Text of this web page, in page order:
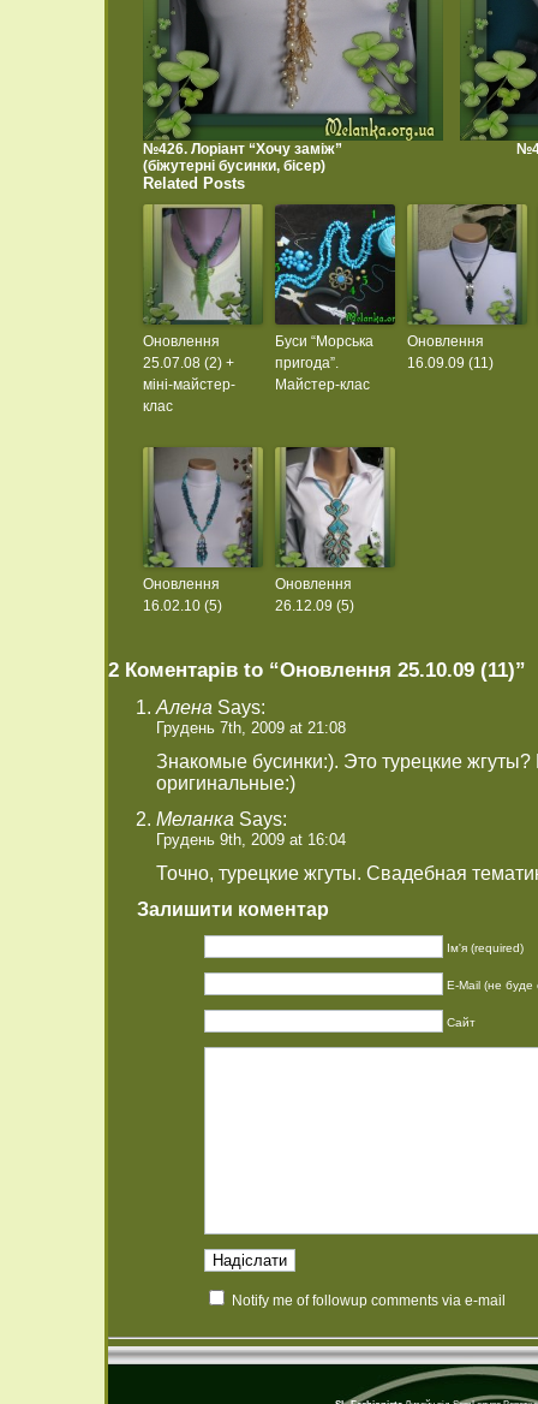
№426. Лоріант “Хочу заміж”
(біжутерні бусинки, бісер)
Related Posts
Оновлення
25.07.08 (2) +
міні-майстер-
клас
Буси “Морська
пригода”.
Майстер-клас
Оновлення
16.09.09 (11)
Оновлення
16.02.10 (5)
Оновлення
26.12.09 (5)
2 Коментарів to “Оновлення 25.10.09 (11)”
Алена Says:
Грудень 7th, 2009 at 21:08
Знакомые бусинки:). Это турецкие
оригинальные:)
Меланка Says:
Грудень 9th, 2009 at 16:04
Точно, турецкие жгуты. Свадебная
Залишити коментар
Ім'я (required)
E-Mail (не буде
Сайт
Notify me of followup comments via e-mail